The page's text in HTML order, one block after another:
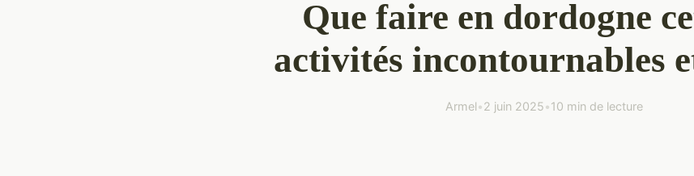
Que faire en dordogne
activités incontournables
Armel•2 juin 2025•10 min de lecture